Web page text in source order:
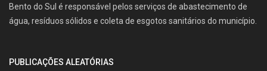
Bento do Sul é responsável pelos serviços de abastecimento de
água, resíduos sólidos e coleta de esgotos sanitários do município.
PUBLICAÇÕES ALEATÓRIAS